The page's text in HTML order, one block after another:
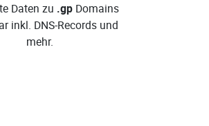
Daten zu .gp Domains
inkl. DNS-Records und
mehr.